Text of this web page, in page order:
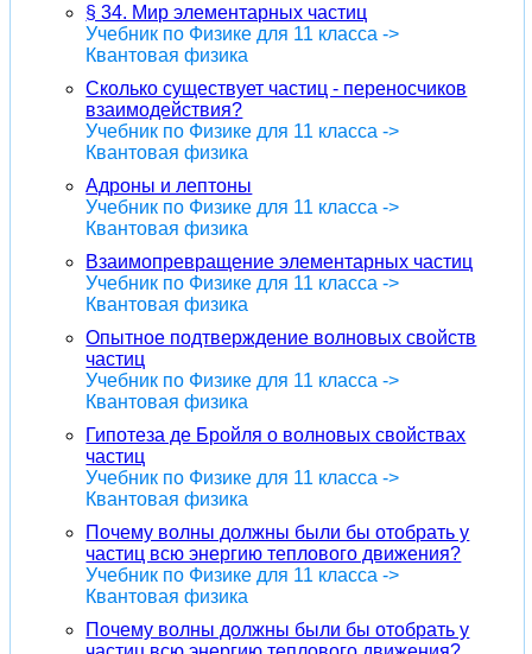
§ 34. Мир элементарных частиц
Учебник по Физике для 11 класса ->
Квантовая физика
Сколько существует частиц - переносчиков
взаимодействия?
Учебник по Физике для 11 класса ->
Квантовая физика
Адроны и лептоны
Учебник по Физике для 11 класса ->
Квантовая физика
Взаимопревращение элементарных частиц
Учебник по Физике для 11 класса ->
Квантовая физика
Опытное подтверждение волновых свойств
частиц
Учебник по Физике для 11 класса ->
Квантовая физика
Гипотеза де Бройля о волновых свойствах
частиц
Учебник по Физике для 11 класса ->
Квантовая физика
Почему волны должны были бы отобрать у
частиц всю энергию теплового движения?
Учебник по Физике для 11 класса ->
Квантовая физика
Почему волны должны были бы отобрать у